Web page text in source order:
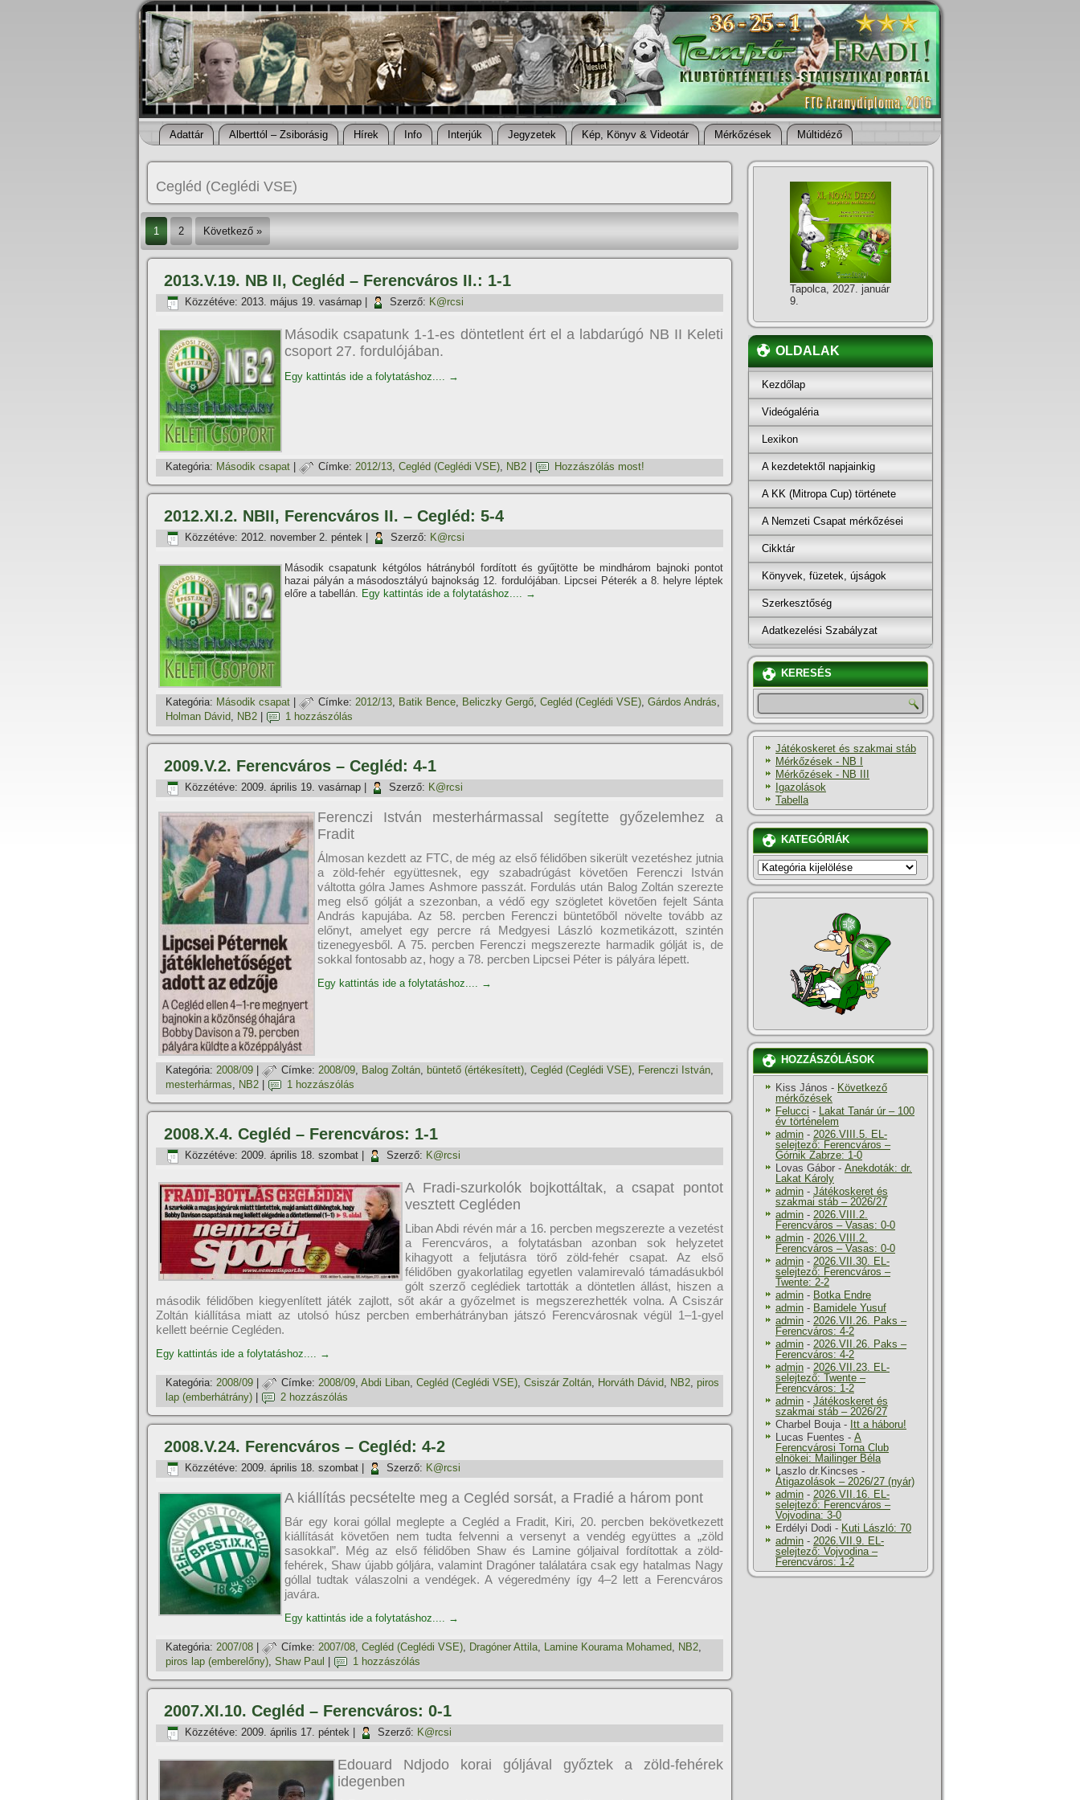
Adattár Alberttól – Zsiborásig Hí­rek Info Interjúk Jegyzetek Kép, Könyv & Videotár Mérkőzések Múltidéző
Cegléd (Ceglédi VSE)
1 2 Következő »
2013.V.19. NB II, Cegléd – Ferencváros II.: 1-1
Közzétéve: 2013. május 19. vasárnap Szerző: K@rcsi
Második csapatunk 1-1-es döntetlent ért el a labdarúgó NB II Keleti
csoport 27. fordulójában.
Egy kattintás ide a folytatáshoz.... →
Kategória: Második csapat Címke: 2012/13, Cegléd (Ceglédi VSE), NB2 Hozzászólás most!
2012.XI.2. NBII, Ferencváros II. – Cegléd: 5-4
Közzétéve: 2012. november 2. péntek Szerző: K@rcsi
Második csapatunk kétgólos hátrányból fordí­tott és gyűjtötte be mindhárom bajnoki pontot
hazai pályán a másodosztályú bajnokság 12. fordulójában. Lipcsei Péterék a 8. helyre léptek
előre a tabellán. Egy kattintás ide a folytatáshoz.... →
Kategória: Második csapat Címke: 2012/13, Batik Bence, Beliczky Gergő, Cegléd (Ceglédi VSE), Gárdos András,
Holman Dávid, NB2 1 hozzászólás
2009.V.2. Ferencváros – Cegléd: 4-1
Közzétéve: 2009. április 19. vasárnap Szerző: K@rcsi
Ferenczi István mesterhármassal segí­tette győzelemhez a
Fradit
Álmosan kezdett az FTC, de még az első félidőben sikerült vezetéshez jutnia
a zöld-fehér együttesnek, egy szabadrúgást követően Ferenczi István
váltotta gólra James Ashmore passzát. Fordulás után Balog Zoltán szerezte
meg első gólját a szezonban, a védő egy szögletet követően fejelt Sánta
András kapujába. Az 58. percben Ferenczi büntetőből növelte tovább az
előnyt, amelyet egy percre rá Medgyesi László kozmetikázott, szintén
tizenegyesből. A 75. percben Ferenczi megszerezte harmadik gólját is, de
sokkal fontosabb az, hogy a 78. percben Lipcsei Péter is pályára lépett.
Egy kattintás ide a folytatáshoz.... →
Kategória: 2008/09 Címke: 2008/09, Balog Zoltán, büntető (értékesí­tett), Cegléd (Ceglédi VSE), Ferenczi István,
mesterhármas, NB2 1 hozzászólás
2008.X.4. Cegléd – Ferencváros: 1-1
Közzétéve: 2009. április 18. szombat Szerző: K@rcsi
A Fradi-szurkolók bojkottáltak, a csapat pontot
vesztett Cegléden
Liban Abdi révén már a 16. percben megszerezte a vezetést
a Ferencváros, a folytatásban azonban sok helyzetet
kihagyott a feljutásra törő zöld-fehér csapat. Az első
félidőben gyakorlatilag egyetlen valamirevaló támadásukból
gólt szerző ceglédiek tartották a döntetlen állást, hiszen a
második félidőben kiegyenlí­tett játék zajlott, sőt akár a győzelmet is megszerezhették volna. A Csiszár
Zoltán kiállí­tása miatt az utolsó húsz percben emberhátrányban játszó Ferencvárosnak végül 1–1-gyel
kellett beérnie Cegléden.
Egy kattintás ide a folytatáshoz.... →
Kategória: 2008/09 Címke: 2008/09, Abdi Liban, Cegléd (Ceglédi VSE), Csiszár Zoltán, Horváth Dávid, NB2, piros
lap (emberhátrány)
2 hozzászólás
2008.V.24. Ferencváros – Cegléd: 4-2
Közzétéve: 2009. április 18. szombat Szerző: K@rcsi
A kiállí­tás pecsételte meg a Cegléd sorsát, a Fradié a három pont
Bár egy korai góllal meglepte a Cegléd a Fradit, Kiri, 20. percben bekövetkezett
kiállí­tását követően nem tudta felvenni a versenyt a vendég együttes a „zöld
sasokkal”. Még az első félidőben Shaw és Lamine góljaival fordí­tottak a zöld-
fehérek, Shaw újabb góljára, valamint Dragóner találatára csak egy hatalmas Nagy
góllal tudtak válaszolni a vendégek. A végeredmény í­gy 4–2 lett a Ferencváros
javára.
Egy kattintás ide a folytatáshoz.... →
Kategória: 2007/08 Címke: 2007/08, Cegléd (Ceglédi VSE), Dragóner Attila, Lamine Kourama Mohamed, NB2,
piros lap (emberelőny), Shaw Paul 1 hozzászólás
2007.XI.10. Cegléd – Ferencváros: 0-1
Közzétéve: 2009. április 17. péntek Szerző: K@rcsi
Edouard Ndjodo korai góljával győztek a zöld-fehérek
idegenben
Tapolca, 2027. január
9.
OLDALAK
Kezdőlap
Videógaléria
Lexikon
A kezdetektől napjainkig
A KK (Mitropa Cup) története
A Nemzeti Csapat mérkőzései
Cikktár
Könyvek, füzetek, újságok
Szerkesztőség
Adatkezelési Szabályzat
KERESÉS
Játékoskeret és szakmai stáb
Mérkőzések - NB I
Mérkőzések - NB III
Igazolások
Tabella
KATEGÓRIÁK
KATEGÓRIÁK
HOZZÁSZÓLÁSOK
Kiss János - Következő
mérkőzések
Felucci - Lakat Tanár úr – 100
év történelem
admin - 2026.VIII.5. EL-
selejtező: Ferencváros –
Górnik Zabrze: 1-0
Lovas Gábor - Anekdoták: dr.
Lakat Károly
admin - Játékoskeret és
szakmai stáb – 2026/27
admin - 2026.VIII.2.
Ferencváros – Vasas: 0-0
admin - 2026.VIII.2.
Ferencváros – Vasas: 0-0
admin - 2026.VII.30. EL-
selejtező: Ferencváros –
Twente: 2-2
admin - Botka Endre
admin - Bamidele Yusuf
admin - 2026.VII.26. Paks –
Ferencváros: 4-2
admin - 2026.VII.26. Paks –
Ferencváros: 4-2
admin - 2026.VII.23. EL-
selejtező: Twente –
Ferencváros: 1-2
admin - Játékoskeret és
szakmai stáb – 2026/27
Charbel Bouja- Itt a háboru!
Lucas Fuentes - A
Ferencvárosi Torna Club
elnökei: Mailinger Béla
Laszlo dr.Kincses -
Átigazolások – 2026/27 (nyár)
admin - 2026.VII.16. EL-
selejtező: Ferencváros –
Vojvodina: 3-0
Erdélyi Dodi - Kuti László: 70
admin - 2026.VII.9. EL-
selejtező: Vojvodina –
Ferencváros: 1-2